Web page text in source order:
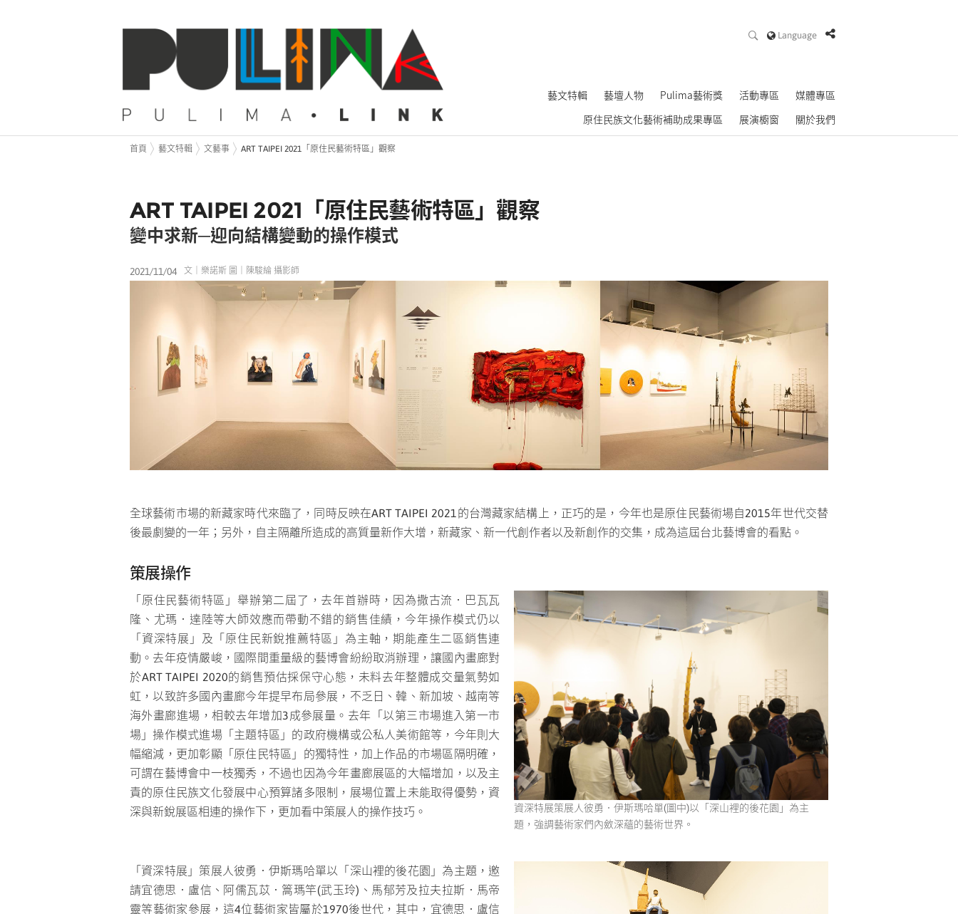
Language
藝文特輯 藝壇人物 Pulima藝術獎 活動專區
媒體專區
原住民族文化藝術補助成果專區
展演櫥窗 關於我們
首頁 藝文特輯 文藝事 ART TAIPEI 2021「原住民藝術特區」觀察
ART TAIPEI 2021 「原住民藝術特區」觀察
變中求新─迎向結構變動的操作模式
2021/11/04 文｜樂諾斯 圖｜陳駿綸 攝影師
全球藝術市場的新藏家時代來臨了，同時反映在ART TAIPEI 2021的台灣藏家結構上，正巧的是，今年也是原住民藝術場自2015年世代交替
後最劇變的一年；另外，自主隔離所造成的高質量新作大增，新藏家、新一代創作者以及新創作的交集，成為這屆台北藝博會的看點。
策展操作
資深特展策展人彼勇．伊斯瑪哈單(圖中)以「深山裡的後花園」為主
題，強調藝術家們內斂深蘊的藝術世界。
「原住民藝術特區」舉辦第二屆了，去年首辦時，因為撒古流．巴瓦瓦
隆、尤瑪．達陸等大師效應而帶動不錯的銷售佳績，今年操作模式仍以
「資深特展」及「原住民新銳推薦特區」為主軸，期能產生二區銷售連
動。去年疫情嚴峻，國際間重量級的藝博會紛紛取消辦理，讓國內畫廊對
於ART TAIPEI 2020的銷售預估採保守心態，未料去年整體成交量氣勢如
虹，以致許多國內畫廊今年提早布局參展，不乏日、韓、新加坡、越南等
海外畫廊進場，相較去年增加3成參展量。去年「以第三市場進入第一市
場」操作模式進場「主題特區」的政府機構或公私人美術館等，今年則大
幅縮減，更加彰顯「原住民特區」的獨特性，加上作品的市場區隔明確，
可謂在藝博會中一枝獨秀，不過也因為今年畫廊展區的大幅增加，以及主
責的原住民族文化發展中心預算諸多限制，展場位置上未能取得優勢，資
深與新銳展區相連的操作下，更加看中策展人的操作技巧。
「資深特展」策展人彼勇．伊斯瑪哈單以「深山裡的後花園」為主題，邀
請宜德思．盧信、阿儒瓦苡．篙瑪竿(武玉玲)、馬郁芳及拉夫拉斯．馬帝
靈等藝術家參展，這4位藝術家皆屬於1970後世代，其中，宜德思．盧信